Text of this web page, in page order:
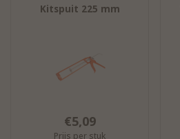
Kitspuit 225 mm
€5,09
Prijs per stuk